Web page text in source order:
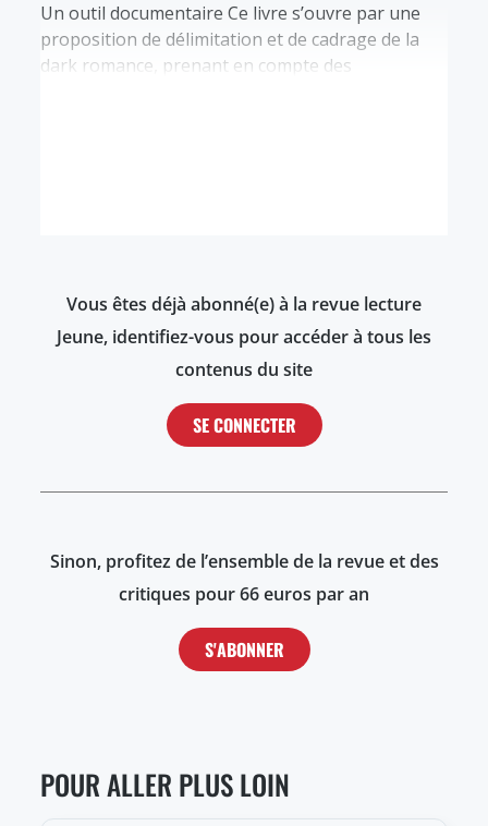
Un outil documentaire Ce livre s’ouvre par une
proposition de délimitation et de cadrage de la
dark romance, prenant en compte des
Vous êtes déjà abonné(e) à la revue lecture
Jeune, identifiez-vous pour accéder à tous les
contenus du site
SE CONNECTER
Sinon, profitez de l’ensemble de la revue et des
critiques pour 66 euros par an
S'ABONNER
POUR ALLER PLUS LOIN